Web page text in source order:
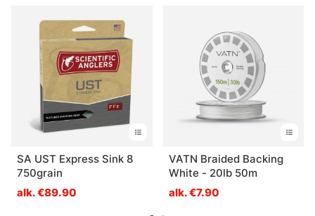
SA UST Express Sink 8
750grain
alk. €89.90
VATN Braided Backing
White - 20lb 50m
alk. €7.90